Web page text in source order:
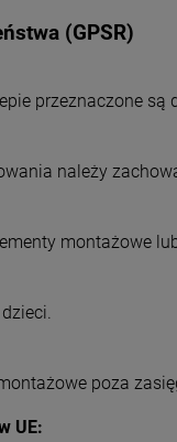
(GPSR)
przeznaczone
należy
montażowe
poza
UE: